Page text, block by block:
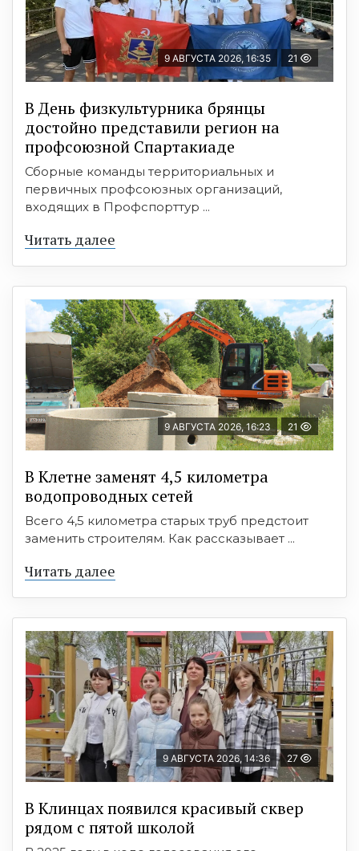
9 АВГУСТА 2026, 16:35 21
В День физкультурника брянцы
достойно представили регион на
профсоюзной Спартакиаде
Сборные команды территориальных и
первичных профсоюзных организаций,
входящих в Профспорттур ...
Читать далее
9 АВГУСТА 2026, 16:23 21
В Клетне заменят 4,5 километра
водопроводных сетей
Всего 4,5 километра старых труб предстоит
заменить строителям. Как рассказывает ...
Читать далее
9 АВГУСТА 2026, 14:36 27
В Клинцах появился красивый сквер
рядом с пятой школой